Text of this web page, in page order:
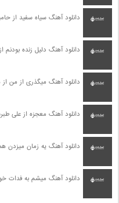
دانلود آهنگ سیاه سفید از
دانلود آهنگ دلیل زنده بودنم
دانلود آهنگ میگذری از من
دانلود آهنگ معجزه از علی
دانلود آهنگ یه زمان میزدن
دانلود آهنگ میشم به فدات